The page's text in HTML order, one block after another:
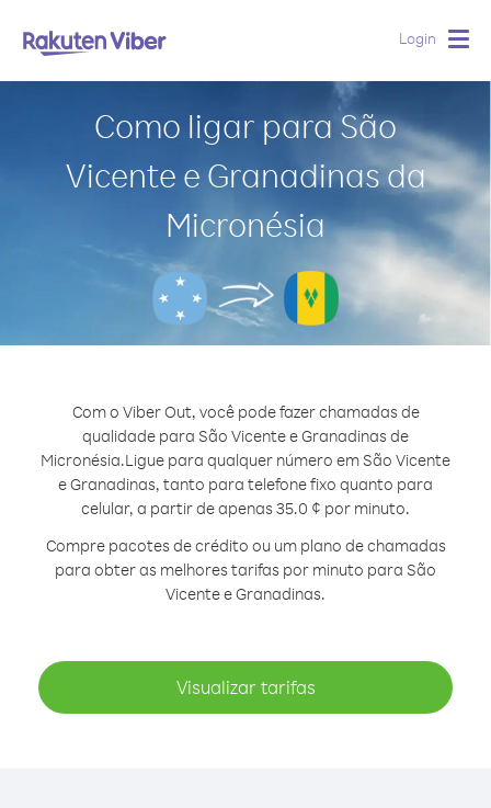
Login
Como ligar para São
Vicente e Granadinas da
Micronésia
Com o Viber Out, você pode fazer chamadas de
qualidade para São Vicente e Granadinas de
Micronésia.Ligue para qualquer número em São Vicente
e Granadinas, tanto para telefone fixo quanto para
celular, a partir de apenas 35.0 ¢ por minuto.
Compre pacotes de crédito ou um plano de chamadas
para obter as melhores tarifas por minuto para São
Vicente e Granadinas.
Visualizar tarifas